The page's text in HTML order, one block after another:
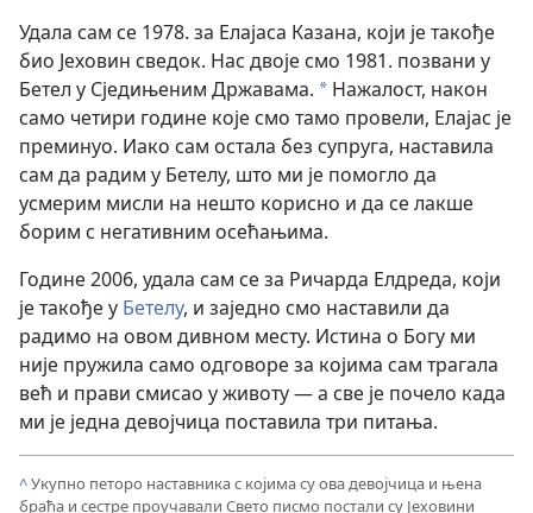
Удала сам се 1978. за Елајаса Казана, који је такође
био Јеховин сведок. Нас двоје смо 1981. позвани у
Бетел у Сједињеним Државама. * Нажалост, након
само четири године које смо тамо провели, Елајас је
преминуо. Иако сам остала без супруга, наставила
сам да радим у Бетелу, што ми је помогло да
усмерим мисли на нешто корисно и да се лакше
борим с негативним осећањима.
Године 2006, удала сам се за Ричарда Елдреда, који
је такође у Бетелу, и заједно смо наставили да
радимо на овом дивном месту. Истина о Богу ми
није пружила само одговоре за којима сам трагала
већ и прави смисао у животу — а све је почело када
ми је једна девојчица поставила три питања.
^Укупно петоро наставника с којима су ова девојчица и њена
браћа и сестре проучавали Свето писмо постали су Јеховини